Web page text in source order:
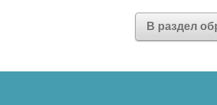
Но сначала я
Много лет
Жил он в
и грустных. И
Пушкин
В раздел